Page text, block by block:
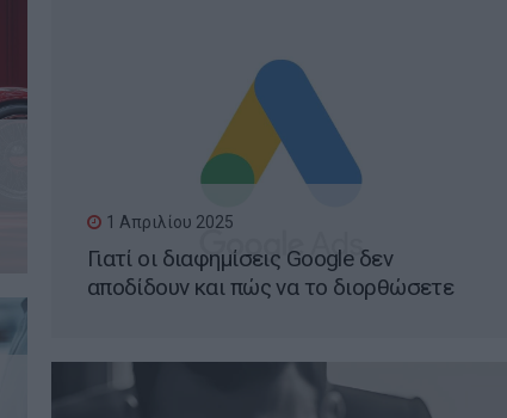
1 Απριλίου 2025
Γιατί οι διαφημίσεις Google δεν
αποδίδουν και πώς να το διορθώσετε